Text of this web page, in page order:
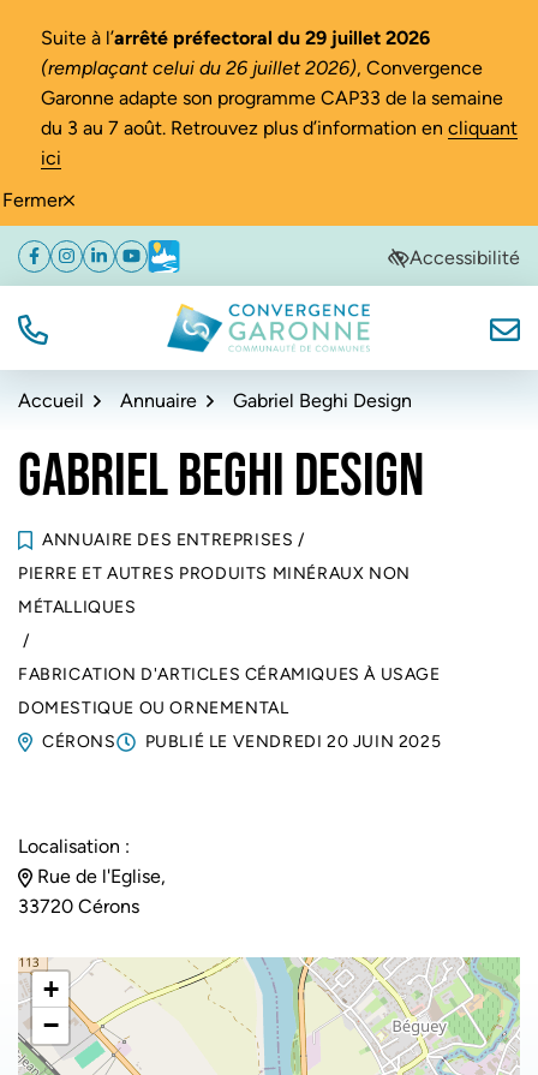
Fermer
Suite à l’arrêté préfectoral du 29 juillet 2026
(remplaçant celui du 26 juillet 2026), Convergence
Garonne adapte son programme CAP33 de la semaine
du 3 au 7 août. Retrouvez plus d’information en cliquant
ici
Aller
navigation
Aller
au
Aller
au
de
Facebook
(ouverture dans un nouvel onglet)
Instagram
(ouverture dans un nouvel onglet)
Linkedin
(ouverture dans un nouvel onglet)
YouTube
(ouverture dans un nouvel onglet)
Météo
(ouverture dans un nouvel onglet)Accessibilité
TÉL. Convergence Garonne
Accueil Annuaire Gabriel Beghi Design
GABRIEL BEGHI DESIGN
ANNUAIRE DES ENTREPRISES /
PIERRE ET AUTRES PRODUITS MINÉRAUX NON
MÉTALLIQUES
/
FABRICATION D'ARTICLES CÉRAMIQUES À USAGE
DOMESTIQUE OU ORNEMENTAL
CÉRONS
PUBLIÉ LE VENDREDI 20 JUIN 2025
Localisation :
Rue de l'Eglise,
33720 Cérons
+
−